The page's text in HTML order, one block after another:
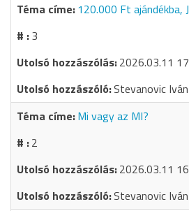
120.000 Ft ajándékba,
3
2026.03.11
Stevanovic Iván
Mi vagy az MI?
2
2026.03.11
Stevanovic Iván